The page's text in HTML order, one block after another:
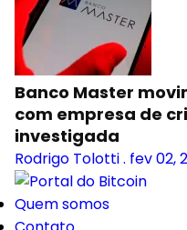
Banco Master
com empresa de
investigada
Rodrigo Tolotti. fev 02,
Quem somos